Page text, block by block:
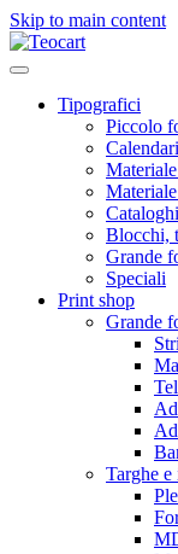
Skip to main content
Tipografici
Piccolo
Calendari
Blocchi,
Grande
Speciali
Print shop
Grande
Targhe e